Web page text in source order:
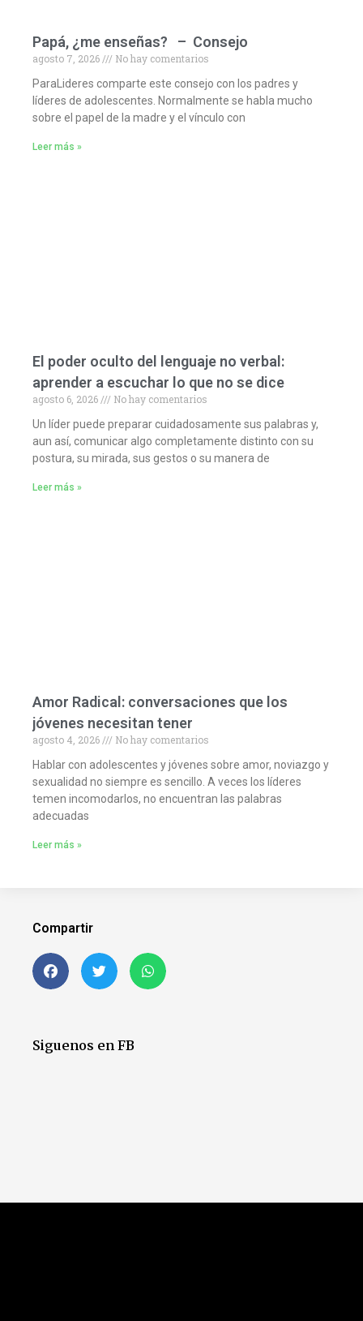
Papá, ¿me enseñas? – Consejo
agosto 7, 2026
No hay comentarios
ParaLideres comparte este consejo con los padres y
líderes de adolescentes. Normalmente se habla mucho
sobre el papel de la madre y el vínculo con
Leer más »
El poder oculto del lenguaje no verbal:
aprender a escuchar lo que no se dice
agosto 6, 2026
No hay comentarios
Un líder puede preparar cuidadosamente sus palabras y,
aun así, comunicar algo completamente distinto con su
postura, su mirada, sus gestos o su manera de
Leer más »
Amor Radical: conversaciones que los
jóvenes necesitan tener
agosto 4, 2026
No hay comentarios
Hablar con adolescentes y jóvenes sobre amor, noviazgo y
sexualidad no siempre es sencillo. A veces los líderes
temen incomodarlos, no encuentran las palabras
adecuadas
Leer más »
Compartir
Siguenos en FB